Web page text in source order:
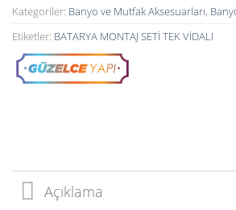
Kategoriler: Banyo ve Mutfak Aksesuarları,
Etiketler: BATARYA MONTAJ SETİ TEK VİDALI
Açıklama